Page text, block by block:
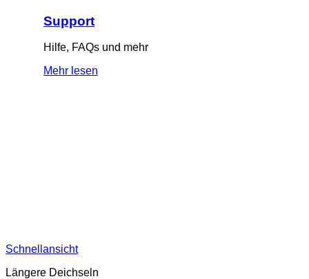
Support
Hilfe, FAQs und mehr
Mehr lesen
Schnellansicht
Längere Deichseln